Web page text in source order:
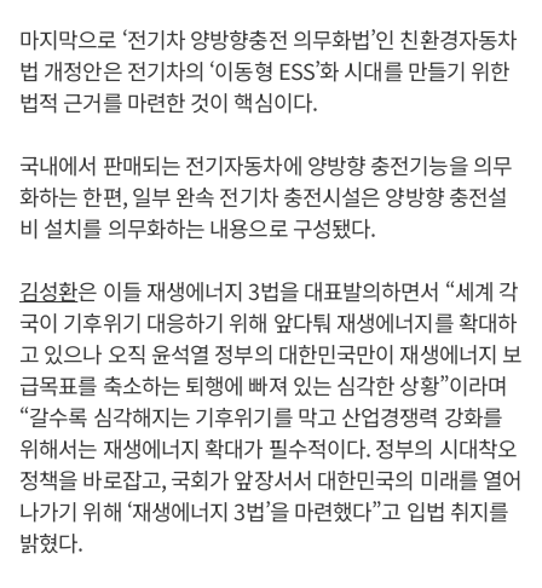
마지막으로 ‘전기차 양방향충전 의무화법’인 친환경자동차
법 개정안은 전기차의 ‘이동형 ESS’화 시대를 만들기 위한
법적 근거를 마련한 것이 핵심이다.
국내에서 판매되는 전기자동차에 양방향 충전기능을 의무
화하는 한편, 일부 완속 전기차 충전시설은 양방향 충전설
비 설치를 의무화하는 내용으로 구성됐다.
김성환은 이들 재생에너지 3법을 대표발의하면서 “세계 각
국이 기후위기 대응하기 위해 앞다퉈 재생에너지를 확대하
고 있으나 오직 윤석열 정부의 대한민국만이 재생에너지 보
급목표를 축소하는 퇴행에 빠져 있는 심각한 상황”이라며
“갈수록 심각해지는 기후위기를 막고 산업경쟁력 강화를
위해서는 재생에너지 확대가 필수적이다. 정부의 시대착오
정책을 바로잡고, 국회가 앞장서서 대한민국의 미래를 열어
나가기 위해 ‘재생에너지 3법’을 마련했다”고 입법 취지를
밝혔다.